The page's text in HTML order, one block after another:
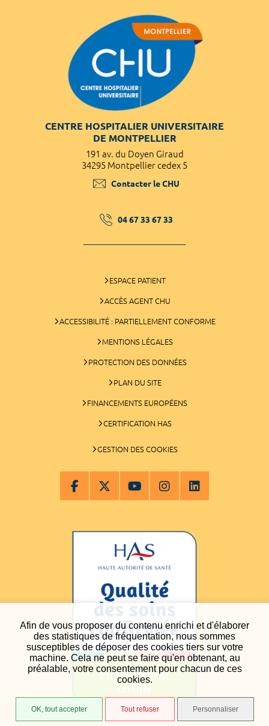
Afin de vous proposer du contenu enrichi et d'élaborer
des statistiques de fréquentation, nous sommes
susceptibles de déposer des cookies tiers sur votre
machine. Cela ne peut se faire qu'en obtenant, au
préalable, votre consentement pour chacun de ces
cookies.
OK, tout accepter Tout refuser Personnaliser
CENTRE HOSPITALIER UNIVERSITAIRE
DE MONTPELLIER
191 av. du Doyen Giraud
34295 Montpellier cedex 5
Contacter le CHU
04 67 33 67 33
ESPACE PATIENT
ACCÈS AGENT CHU
ACCESSIBILITÉ : PARTIELLEMENT CONFORME
MENTIONS LÉGALES
PROTECTION DES DONNÉES
PLAN DU SITE
FINANCEMENTS EUROPÉENS
CERTIFICATION HAS
GESTION DES COOKIES